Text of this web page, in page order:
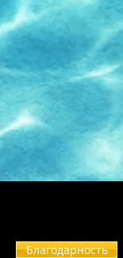
Благодарность